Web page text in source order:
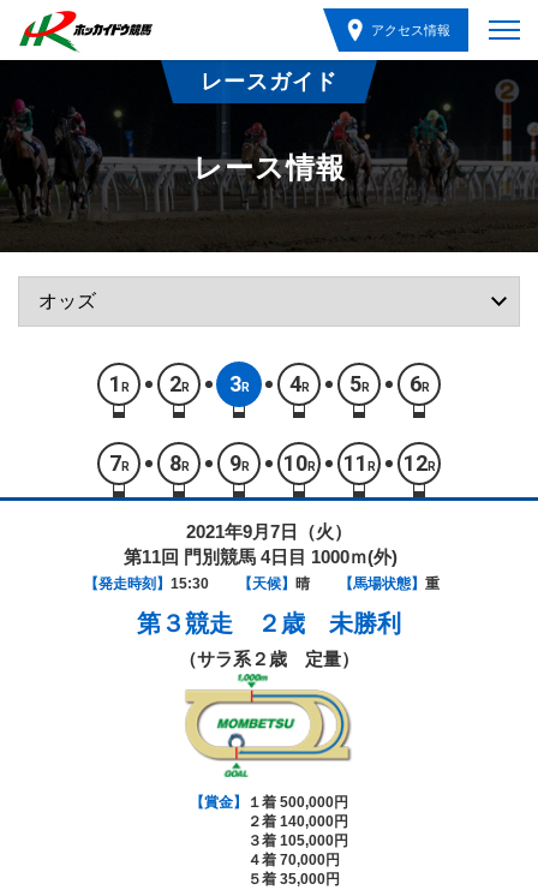
アクセス情報
レースガイド
レース情報
1 R 2R 3R 4R 5R 6R
7 R 8R 9R 10R 11 R 12R
2021年9月7日（火）
第11回 門別競馬 4日目 1000ｍ(外)
【発走時刻】 15:30 【天候】 晴 【馬場状態】 重
第３競走 ２歳 未勝利
（サラ系２歳 定量）
【賞金】
１着 500,000円
２着 140,000円
３着 105,000円
４着 70,000円
５着 35,000円